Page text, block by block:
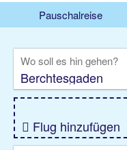
Pauschalreise
Rundreise
Gruppenreise
Wo soll es hin gehen?
Flug hinzufügen